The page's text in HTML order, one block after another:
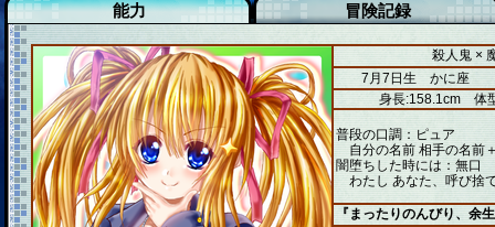
能力 冒険記録
殺人鬼 ×
7月7日生 かに座
身長:158.1cm 体
普段の口調：ピュア
自分の名前 相手の名前
闇堕ちした時には：無口
わたし あなた、呼び捨
『まったりのんびり、余